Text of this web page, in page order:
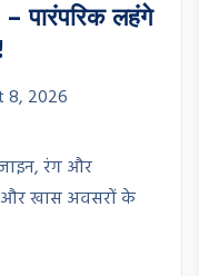
लहंगे
8, 2026
रंग और
और खास अवसरों के